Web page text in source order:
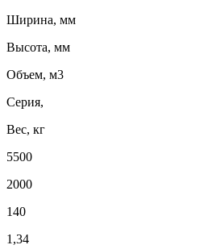
Ширина, мм
Высота, мм
Объем, м3
Серия,
Вес, кг
5500
2000
140
1,34